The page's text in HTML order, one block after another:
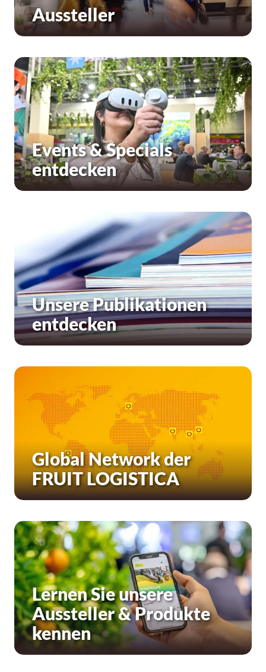
Aussteller
Events & Specials
entdecken
Unsere Publikationen
entdecken
Global Network der
FRUIT LOGISTICA
Lernen Sie unsere
Aussteller & Produkte
kennen